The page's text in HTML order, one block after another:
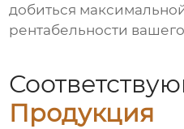
добиться
рентабельности
Продукция